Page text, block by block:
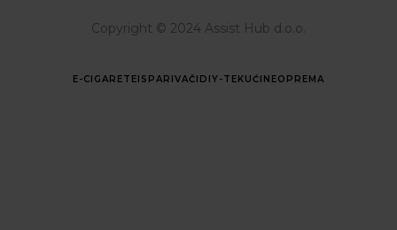
Copyright © 2024 Assist Hub d.o.o.
E-CIGARETEISPARIVAČI DIY-TEKUĆINEOPREMA